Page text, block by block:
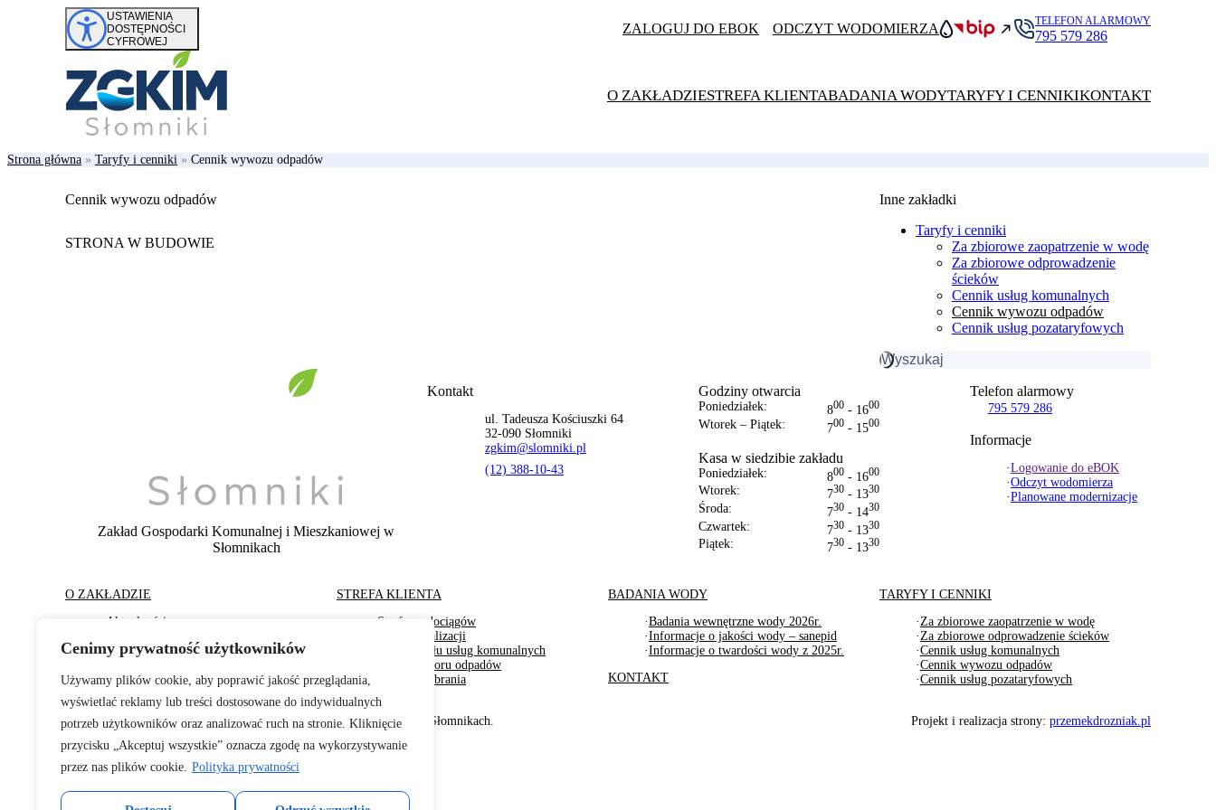
Cenimy prywatność użytkowników
Używamy plików cookie, aby poprawić jakość przeglądania,
wyświetlać reklamy lub treści dostosowane do indywidualnych
potrzeb użytkowników oraz analizować ruch na stronie. Kliknięcie
przycisku „Akceptuj wszystkie” oznacza zgodę na wykorzystywanie
przez nas plików cookie. Polityka prywatności
Przejdź do treści USTAWIENIA
DOSTĘPNOŚCI
CYFROWEJ
ZALOGUJ DO EBOK ODCZYT WODOMIERZA
TELEFON ALARMOWY
795 579 286
O ZAKŁADZIESTREFA KLIENTABADANIA WODYTARYFY I CENNIKIKONTAKT
Strona główna » Taryfy i cenniki » Cennik wywozu odpadów
Cennik wywozu odpadów
STRONA W BUDOWIE
Inne zakładki
Taryfy i cenniki
Za zbiorowe zaopatrzenie w wodę
Za zbiorowe odprowadzenie
ścieków
Cennik usług komunalnych
Cennik wywozu odpadów
Cennik usług pozataryfowych
Szukaj:
Zakład Gospodarki Komunalnej i Mieszkaniowej w
Słomnikach
Kontakt
ul. Tadeusza Kościuszki 64
32-090 Słomniki
zgkim@slomniki.pl
(12) 388-10-43
Godziny otwarcia
Poniedziałek: 800 - 1600
Wtorek – Piątek: 700 - 1500
Kasa w siedzibie zakładu
Poniedziałek: 800 - 1600
Wtorek: 730 - 1330
Środa: 730 - 1430
Czwartek: 730 - 1330
Piątek: 730 - 1330
Telefon alarmowy
795 579 286
Informacje
·Logowanie do eBOK
·Odczyt wodomierza
·Planowane modernizacje
O ZAKŁADZIE
Aktualności
·Dokumenty Strategiczne
·Oferty pracy
STREFA KLIENTA
Strefa wodociągów
Strefa kanalizacji
Strefa działu usług komunalnych
Strefa odbioru odpadów
Pliki do pobrania
BADANIA WODY
·Badania wewnętrzne wody 2026r.
·Informacje o jakości wody – sanepid
·Informacje o twardości wody z 2025r.
KONTAKT
TARYFY I CENNIKI
· Za zbiorowe zaopatrzenie w wodę
· Za zbiorowe odprowadzenie ścieków
·Cennik usług komunalnych
·Cennik wywozu odpadów
·Cennik usług pozataryfowych
Copyright 2026 © Zakład Gospodarki Komunalnej i Mieszkaniowej w Słomnikach. Projekt i realizacja strony: przemekdrozniak.pl